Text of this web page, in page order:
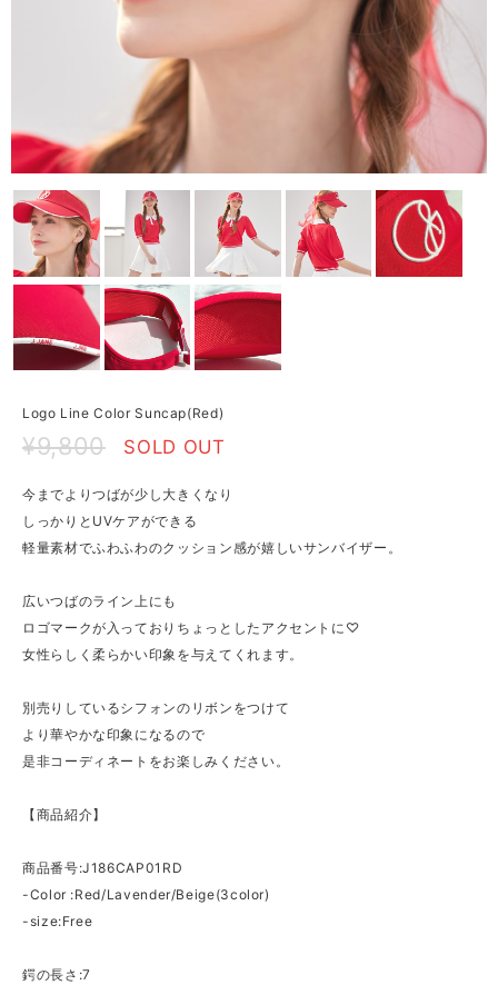
Logo Line Color Suncap(Red)
¥9,800 SOLD OUT
今までよりつばが少し大きくなり
しっかりとUVケアができる
軽量素材でふわふわのクッション感が嬉しいサンバイザー。
広いつばのライン上にも
ロゴマークが入っておりちょっとしたアクセントに♡
女性らしく柔らかい印象を与えてくれます。
別売りしているシフォンのリボンをつけて
より華やかな印象になるので
是非コーディネートをお楽しみください。
【商品紹介】
商品番号:J186CAP01RD
-Color :Red/Lavender/Beige(3color)
-size:Free
鍔の長さ:7